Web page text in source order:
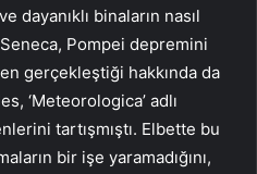
dayanıklı binaların nasıl
Pompei depremini
gerçekleştiği hakkında da
‘Meteorologica’ adlı
tartışmıştı. Elbette bu
bir işe yaramadığını,